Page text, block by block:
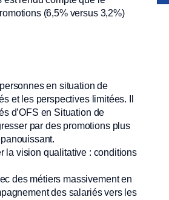
(6,5% versus 3,2%)
en situation de
et les perspectives limitées. Il
d’OFS en Situation de
par des promotions plus
la vision qualitative : conditions
des métiers massivement en
des salariés vers les